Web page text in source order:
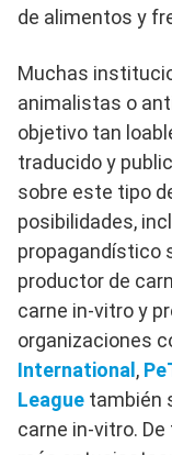
de alimentos y
Muchas
animalistas o
objetivo tan
traducido y
sobre este tipo
posibilidades,
propagandístico
productor de
carne in-vitro y
organizaciones
International ,
League también
carne in-vitro.